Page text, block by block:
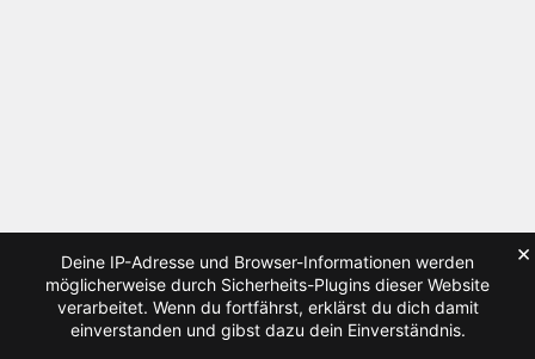
Deine IP-Adresse und Browser-Informationen werden
möglicherweise durch Sicherheits-Plugins dieser Website
verarbeitet. Wenn du fortfährst, erklärst du dich damit
einverstanden und gibst dazu dein Einverständnis.
×